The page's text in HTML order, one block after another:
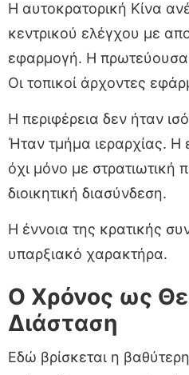
Η αυτοκρατορική Κίνα
κεντρικού ελέγχου με
εφαρμογή. Η πρωτεύουσα
Οι τοπικοί άρχοντες
Η περιφέρεια δεν ήταν
Ήταν τμήμα ιεραρχίας. Η
όχι μόνο με στρατιωτική
διοικητική διασύνδεση.
Η έννοια της κρατικής
υπαρξιακό χαρακτήρα.
Ο Χρόνος ως
Διάσταση
Εδώ βρίσκεται η